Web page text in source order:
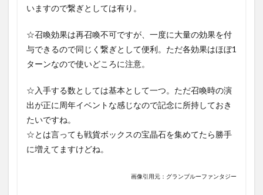
いますので繋ぎとしては有り。
☆召喚効果は再召喚不可ですが、一度に大量の効果を付
与できるので同じく繋ぎとして便利。ただ各効果はほぼ1
ターンなので使いどころに注意。
☆入手する数としては基本として一つ。ただ召喚時の演
出が正に周年イベントな感じなので記念に所持しておき
たいですね。
☆とは言っても戦貨ボックスの宝晶石を集めてたら勝手
に増えてますけどね。
画像引用元：グランブルーファンタジー